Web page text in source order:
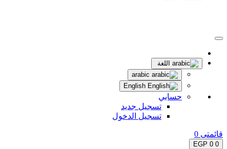
اللغة
حسابي
تسجيل جديد
تسجيل الدخول
قائمتى 0
0
0 EGP